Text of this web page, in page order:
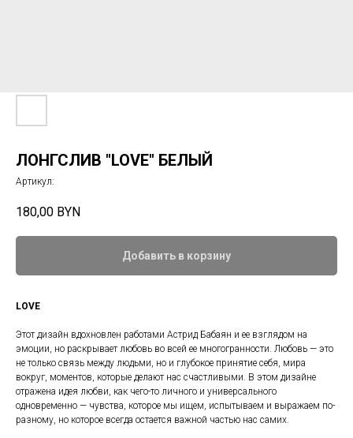
ЛОНГСЛИВ "LOVE" БЕЛЫЙ
Артикул:
180,00 BYN
Добавить в корзину
LOVE
Этот дизайн вдохновлен работами Астрид Бабаян и ее взглядом на
эмоции, но раскрывает любовь во всей ее многогранности. Любовь — это
не только связь между людьми, но и глубокое принятие себя, мира
вокруг, моментов, которые делают нас счастливыми. В этом дизайне
отражена идея любви, как чего-то личного и универсального
одновременно — чувства, которое мы ищем, испытываем и выражаем по-
разному, но которое всегда остается важной частью нас самих.